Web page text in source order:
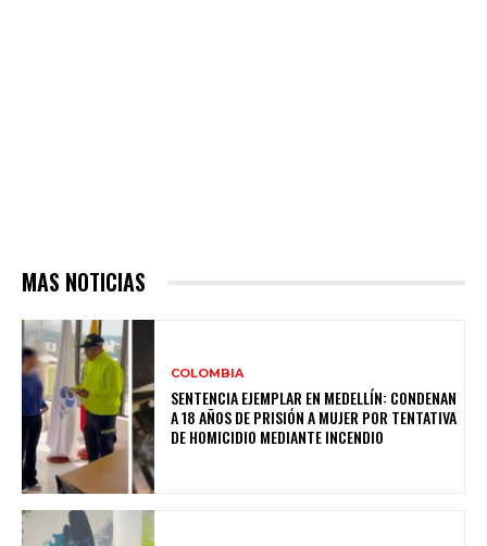
MAS NOTICIAS
COLOMBIA
SENTENCIA EJEMPLAR EN MEDELLÍN: CONDENAN
A 18 AÑOS DE PRISIÓN A MUJER POR TENTATIVA
DE HOMICIDIO MEDIANTE INCENDIO